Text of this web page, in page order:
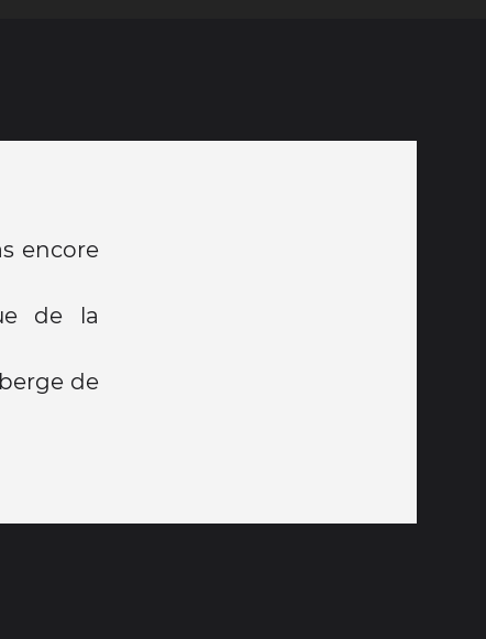
encore
de la
de